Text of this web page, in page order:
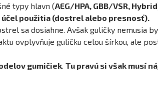
typy hlavn (AEG/HPA, GBB/VSR, Hybrid
účel použitia (dostrel alebo presnosť).
sa dosiahne. Avšak guličky nemusia
ovplyvňuje guličku celou šírkou, ale
gumičiek Tu pravú si však musí